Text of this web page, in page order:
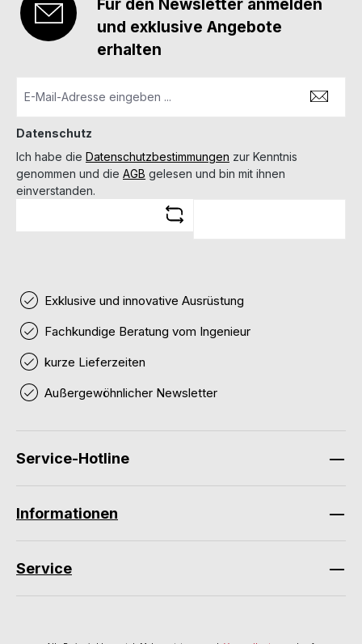
und exklusive Angebote
erhalten
Datenschutz
Ich habe die Datenschutzbestimmungen zur Kenntnis
genommen und die AGB gelesen und bin mit ihnen
einverstanden.
Exklusive und innovative Ausrüstung
Fachkundige Beratung vom Ingenieur
kurze Lieferzeiten
Außergewöhnlicher Newsletter
Service-Hotline
Informationen
Service